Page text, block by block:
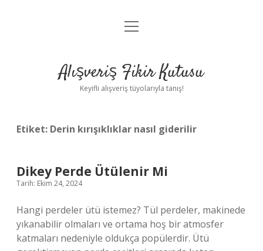
Anasayfa
Yasal Uyarı
menüyü
Alışveriş Fikir Kutusu
Keyifli alışveriş tüyolarıyla tanış!
Etiket: Derin kırışıklıklar nasıl giderilir
Dikey Perde Ütülenir Mi
Tarih: Ekim 24, 2024
Hangi perdeler ütü istemez? Tül perdeler, makinede
yıkanabilir olmaları ve ortama hoş bir atmosfer
katmaları nedeniyle oldukça popülerdir. Ütü